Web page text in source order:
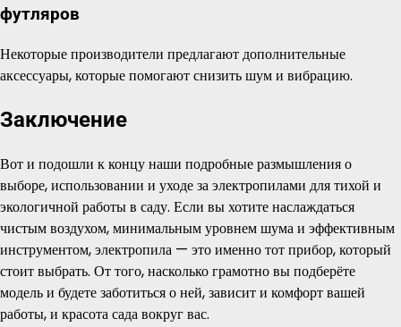
футляров
Некоторые производители предлагают дополнительные
аксессуары, которые помогают снизить шум и вибрацию.
Заключение
Вот и подошли к концу наши подробные размышления о
выборе, использовании и уходе за электропилами для тихой и
экологичной работы в саду. Если вы хотите наслаждаться
чистым воздухом, минимальным уровнем шума и эффективным
инструментом, электропила — это именно тот прибор, который
стоит выбрать. От того, насколько грамотно вы подберёте
модель и будете заботиться о ней, зависит и комфорт вашей
работы, и красота сада вокруг вас.